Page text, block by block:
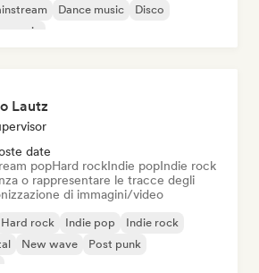
Dance music
Disco
music
Lautz
date
popHard rockIndie popIndie rock
o rappresentare le tracce degli
di immagini/video
Hard rock Indie pop
Indie rock
New wave
Post punk